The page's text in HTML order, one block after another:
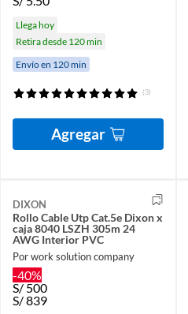
Llega hoy
Retira desde 120 min
Envío en 120 min
(3)
Agregar
DIXON
Rollo Cable Utp Cat.5e Dixon x
caja 8040 LSZH 305m 24
AWG Interior PVC
Por work solution company
-40%
S/500
S/839